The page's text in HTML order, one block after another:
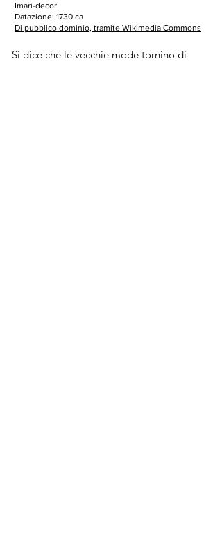
Imari-decor
Datazione: 1730 ca
Di pubblico dominio, tramite Wikimedia Commons
Si dice che le vecchie mode tornino di